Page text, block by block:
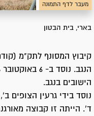
מעבר לדף התמונה
בארי, בית הבטון
קיבוץ המסונף לתק"מ
הישובים בנגב.
ד'. הייתה זו קבוצה